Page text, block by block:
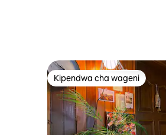
Kipendwa cha wageni
Kipendwa cha wageni